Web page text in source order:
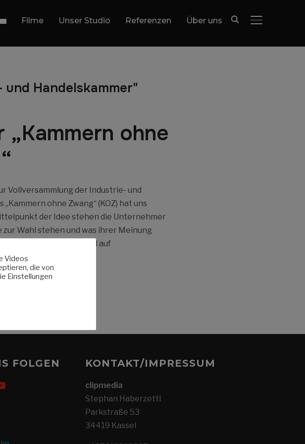
Filme Unser Studio Referenzen Über uns
Handelskammer"
ohne
Vollversammlung der Industrie- und
ohne Zwang“ (KOZ) hat uns
der Idee stehen die Unternehmer
zur Wahl stehen und was ihrer Meinung
Netzwerken und auf
FOLGEN KONTAKT/IMPRESSUM
clipmedia
Stephan Haberzettl
Parkstraße 53
34419 Kassel
Videos
die von
Einstellungen